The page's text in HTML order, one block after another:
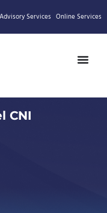
Services Online Services
CNI